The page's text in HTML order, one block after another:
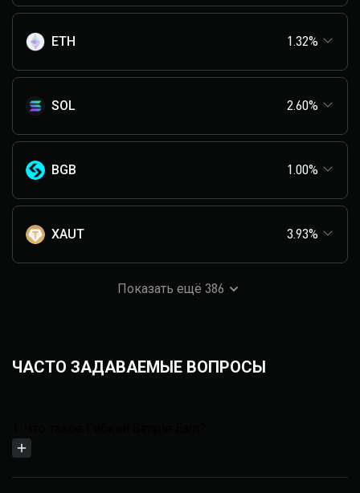
ETH 1.32%
SOL 2.60%
BGB 1.00%
XAUT 3.93%
Показать ещё 386
ЧАСТО ЗАДАВАЕМЫЕ ВОПРОСЫ